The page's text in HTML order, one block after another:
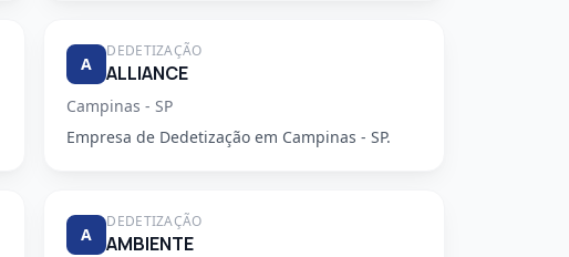
A
DEDETIZAÇÃO
ALLIANCE
Campinas - SP
Empresa de Dedetização em Campinas - SP.
A
DEDETIZAÇÃO
AMBIENTE